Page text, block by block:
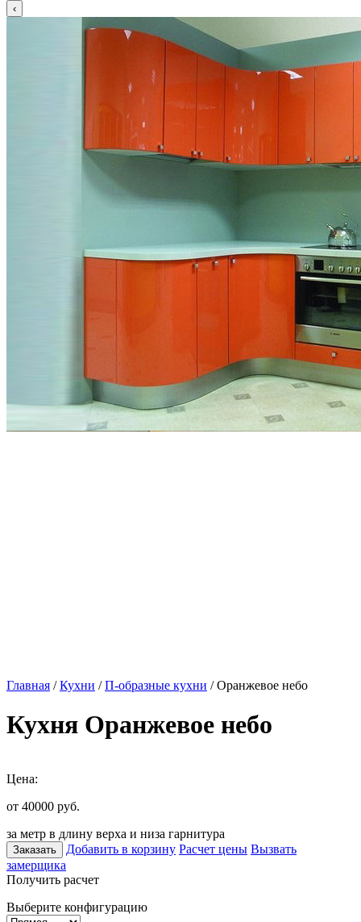
Главная /Кухни /П-образные кухни / Оранжевое небо
Кухня Оранжевое небо
Цена:
от 40000 руб.
за метр в длину верха и низа гарнитура
Заказать Добавить в корзину Расчет цены Вызвать
замерщика
Получить расчет
Выберите конфигурацию